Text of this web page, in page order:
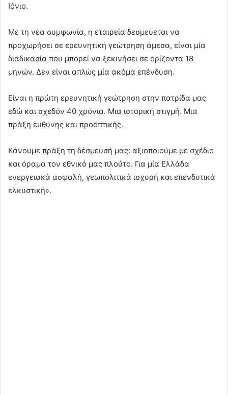
Ιόνιο.
Με τη νέα συμφωνία, η εταιρεία δεσμεύεται να
προχωρήσει σε ερευνητική γεώτρηση άμεσα, είναι μία
διαδικασία που μπορεί να ξεκινήσει σε ορίζοντα 18
μηνών. Δεν είναι απλώς μία ακόμα επένδυση.
Είναι η πρώτη ερευνητική γεώτρηση στην πατρίδα μας
εδώ και σχεδόν 40 χρόνια. Μια ιστορική στιγμή. Μια
πράξη ευθύνης και προοπτικής.
Κάνουμε πράξη τη δέσμευσή μας: αξιοποιούμε με σχέδιο
και όραμα τον εθνικό μας πλούτο. Για μία Ελλάδα
ενεργειακά ασφαλή, γεωπολιτικά ισχυρή και επενδυτικά
ελκυστική».